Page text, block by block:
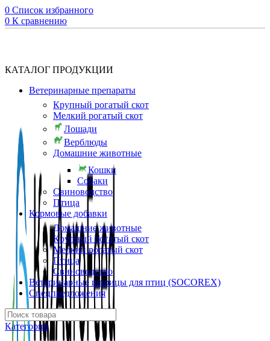
0 Список избранного
0 К сравнению
КАТАЛОГ ПРОДУКЦИИ
Ветеринарные препараты
Крупный рогатый скот
Мелкий рогатый скот
Лошади
Верблюды
Домашние животные
Кошки
Собаки
Свиноводство
Птица
Кормовые добавки
Домашние животные
Крупный рогатый скот
Мелкий рогатый скот
Птица
Свиноводство
Ветеринарные шприцы для птиц (SOCOREX)
Спецпредложения
Категория